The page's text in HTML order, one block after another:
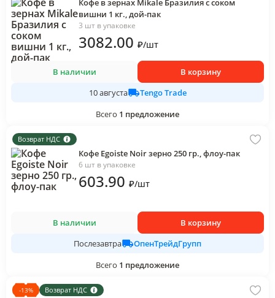
Кофе в зернах Mikale Бразилия с соком
вишни 1 кг., дой-пак
3 шт в упаковке
3082.00 ₽/шт
В наличии
В корзину
10 августа
Tengo Trade
Всего 1 предложение
Возврат НДС
Кофе Egoiste Noir зерно 250 гр., флоу-пак
6 шт в упаковке
603.90 ₽/шт
В наличии
В корзину
Послезавтра
ОпенТрейдГрупп
Всего 1 предложение
-13% Возврат НДС